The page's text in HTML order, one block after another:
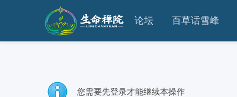
论坛 百草话雪峰
您需要先登录才能继续本操作